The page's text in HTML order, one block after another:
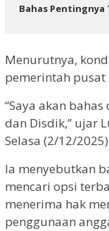
Bahas Pentingnya
Menurutnya,
pemerintah
“Saya akan
dan Disdik,” ujar
Selasa (2/12/
Ia menyebutkan
mencari opsi
menerima hak
penggunaan